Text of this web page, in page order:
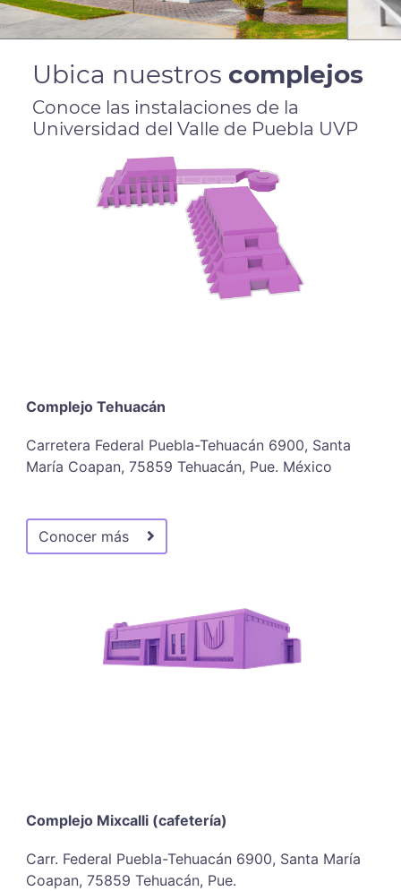
Ubica nuestros complejos
Conoce las instalaciones de la
Universidad del Valle de Puebla UVP
Complejo Tehuacán
Carretera Federal Puebla-Tehuacán 6900, Santa
María Coapan, 75859 Tehuacán, Pue. México
Conocer más
Complejo Mixcalli (cafetería)
Carr. Federal Puebla-Tehuacán 6900, Santa María
Coapan, 75859 Tehuacán, Pue.